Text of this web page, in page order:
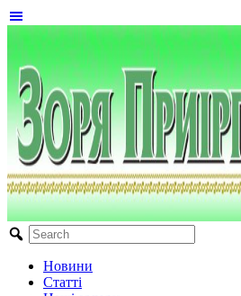
Новини
Статті